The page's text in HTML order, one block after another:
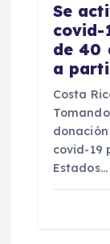
Se
covid-
de 40
a
Costa
covid-19
Estados…